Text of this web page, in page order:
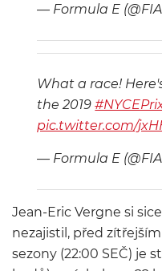
— Formula E
What a race!
the 2019
pic.twitter.com/
— Formula E
Jean-Eric Vergne si
nezajistil, před
sezony (22:00 SEČ) je